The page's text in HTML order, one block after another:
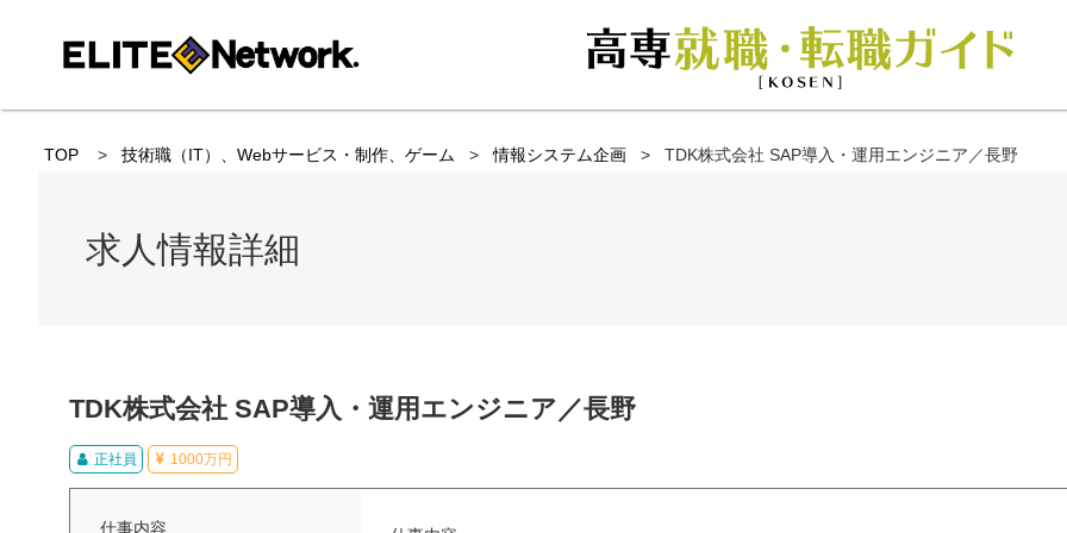
TOP 技術職（IT）、Webサービス・制作、ゲーム 情報システム企画 TDK株式会社 SAP導入・運用エンジニア／長野
求人情報詳細
TDK株式会社 SAP導入・運用エンジニア／長野
正社員 1000万円
仕事内容